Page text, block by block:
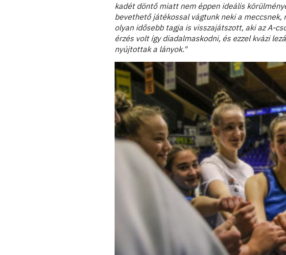
kadét döntő miatt nem éppen ideális
bevethető játékossal vágtunk neki a
olyan idősebb tagja is visszajátszott, aki az A-
érzés volt így diadalmaskodni, és ezzel kvázi
nyújtottak a lányok."